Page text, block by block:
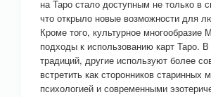
на Таро стало доступным не только в
что открыло новые возможности для
Кроме того, культурное
подходы к использованию карт Таро.
традиций, другие используют более
встретить как сторонников старинных
психологией и современными